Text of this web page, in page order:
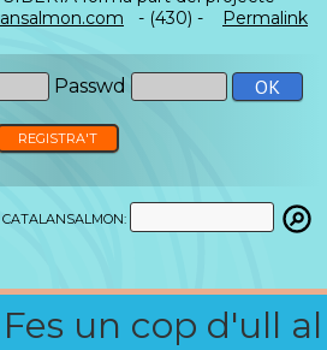
- (430) -
Permalink
Passwd
REGISTRA'T
un cop d'ull al